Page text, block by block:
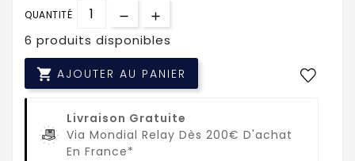
QUANTITÉ
6 produits disponibles
 AJOUTER AU PANIER
Livraison Gratuite
Via Mondial Relay Dès 200€ D'achat
En France*